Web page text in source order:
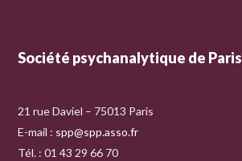
Société psychanalytique de Paris
21 rue Daviel – 75013 Paris
E-mail : spp@spp.asso.fr
Tél. : 01 43 29 66 70